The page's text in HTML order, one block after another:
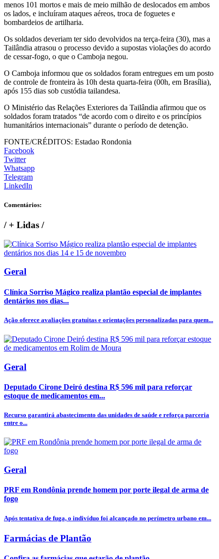
menos 101 mortos e mais de meio milhão de deslocados em ambos
os lados, e incluíram ataques aéreos, troca de foguetes e
bombardeios de artilharia.
Os soldados deveriam ter sido devolvidos na terça-feira (30), mas a
Tailândia atrasou o processo devido a supostas violações do acordo
de cessar-fogo, o que o Camboja negou.
O Camboja informou que os soldados foram entregues em um posto
de controle de fronteira às 10h desta quarta-feira (00h, em Brasília),
após 155 dias sob custódia tailandesa.
O Ministério das Relações Exteriores da Tailândia afirmou que os
soldados foram tratados “de acordo com o direito e os princípios
humanitários internacionais” durante o período de detenção.
FONTE/CRÉDITOS: Estadao Rondonia
Facebook
Twitter
Whatsapp
Telegram
LinkedIn
Comentários:
/+ Lidas /
Geral
Clínica Sorriso Mágico realiza plantão especial de implantes
dentários nos dias...
Ação oferece avaliações gratuitas e orientações personalizadas para quem...
Geral
Deputado Cirone Deiró destina R$ 596 mil para reforçar
estoque de medicamentos em...
Recurso garantirá abastecimento das unidades de saúde e reforça parceria
entre o...
Geral
PRF em Rondônia prende homem por porte ilegal de arma de
fogo
Após tentativa de fuga, o indivíduo foi alcançado no perímetro urbano em...
Farmácias de Plantão